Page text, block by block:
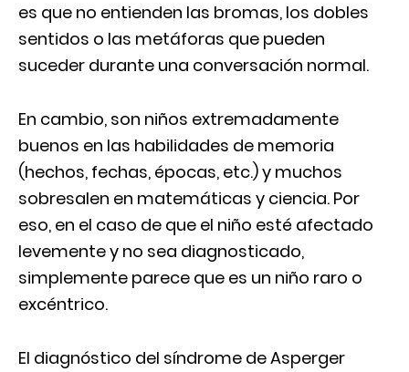
es que no entienden las bromas, los dobles
sentidos o las metáforas que pueden
suceder durante una conversación normal.
En cambio, son niños extremadamente
buenos en las habilidades de memoria
(hechos, fechas, épocas, etc.) y muchos
sobresalen en matemáticas y ciencia. Por
eso, en el caso de que el niño esté afectado
levemente y no sea diagnosticado,
simplemente parece que es un niño raro o
excéntrico.
El diagnóstico del síndrome de Asperger